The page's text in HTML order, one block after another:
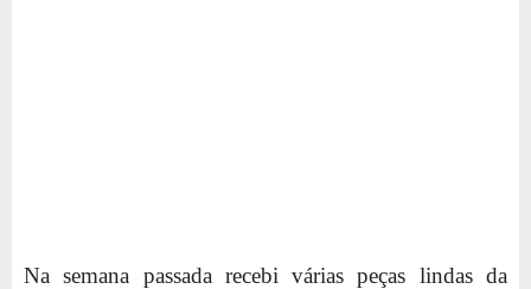
Na semana passada recebi várias peças lindas da